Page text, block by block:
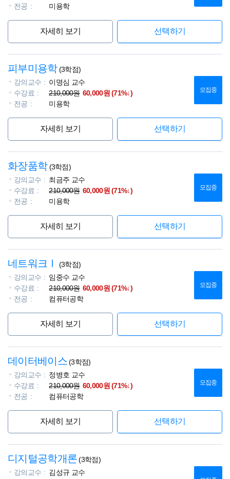
전공
미용학
자세히 보기 선택하기
피부미용학(3학점)
강의교수
이명심 교수
수강료
210,000원 60,000원 (71%↓)
전공
미용학
모집중
자세히 보기 선택하기
화장품학(3학점)
강의교수
최금주 교수
수강료
210,000원 60,000원 (71%↓)
전공
미용학
모집중
자세히 보기 선택하기
네트워크Ⅰ
(3학점)
강의교수
임중수 교수
수강료
210,000원 60,000원 (71%↓)
전공
컴퓨터공학
모집중
자세히 보기 선택하기
데이터베이스(3학점)
강의교수
정병호 교수
수강료
210,000원 60,000원 (71%↓)
전공
컴퓨터공학
모집중
자세히 보기 선택하기
디지털공학개론(3학점)
강의교수
김성규 교수